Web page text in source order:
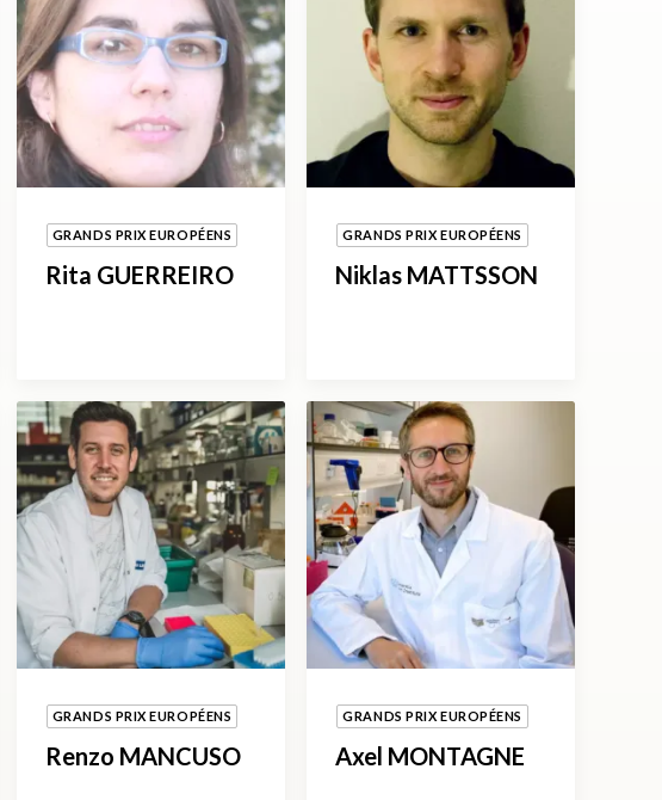
GRANDS PRIX EUROPÉENS
Rita GUERREIRO
GRANDS PRIX EUROPÉENS
Niklas MATTSSON
GRANDS PRIX EUROPÉENS
Renzo MANCUSO
GRANDS PRIX EUROPÉENS
Axel MONTAGNE